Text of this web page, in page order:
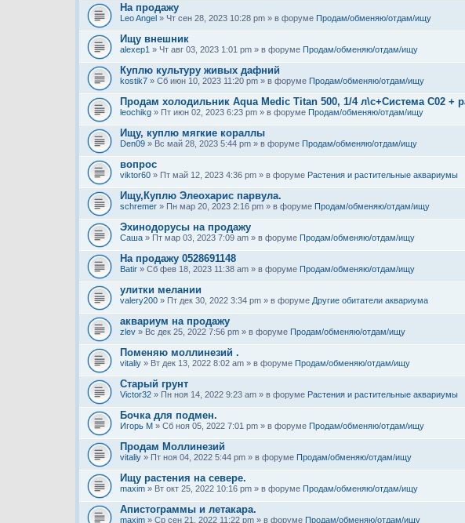
На продажу
Leo Angel » Чт сен 28, 2023 10:28 pm » в форуме Продам/обменяю/отдам/ищу
Ищу внешник
alexep1 » Чт авг 03, 2023 1:01 pm » в форуме Продам/обменяю/отдам/ищу
Куплю культуру живых дафний
kostik7 » Сб июн 10, 2023 11:20 pm » в форуме Продам/обменяю/отдам/ищу
Продам холодильник Aqua Medic Titan 500, 1/4 л\с+Система С02 +
leochikg » Пт июн 02, 2023 6:23 pm » в форуме Продам/обменяю/отдам/ищу
Ищу, куплю мягкие кораллы
Den09 » Вс май 28, 2023 5:44 pm » в форуме Продам/обменяю/отдам/ищу
вопрос
viktor60 » Пт май 12, 2023 4:36 pm » в форуме Растения и растительные аквариумы
Ищу,Куплю Элеохарис парвула.
schremer » Пн мар 20, 2023 2:16 pm » в форуме Продам/обменяю/отдам/ищу
Эхинодорусы на продажу
Саша » Пт мар 03, 2023 7:09 am » в форуме Продам/обменяю/отдам/ищу
На продажу 0528691148
Batir » Сб фев 18, 2023 11:38 am » в форуме Продам/обменяю/отдам/ищу
улитки мелании
valery200 » Пт дек 30, 2022 3:34 pm » в форуме Другие обитатели аквариума
аквариум на продажу
zlev » Вс дек 25, 2022 7:56 pm » в форуме Продам/обменяю/отдам/ищу
Поменяю моллинезий .
vitaliy » Вт дек 13, 2022 8:02 am » в форуме Продам/обменяю/отдам/ищу
Старый грунт
Victor32 » Пн ноя 14, 2022 9:23 am » в форуме Растения и растительные аквариумы
Бочка для подмен.
Игорь М » Сб ноя 05, 2022 7:01 pm » в форуме Продам/обменяю/отдам/ищу
Продам Моллинезий
vitaliy » Пт ноя 04, 2022 5:44 pm » в форуме Продам/обменяю/отдам/ищу
Ищу растения на севере.
maxim » Вт окт 25, 2022 10:16 pm » в форуме Продам/обменяю/отдам/ищу
Апистограммы и летакара.
maxim » Ср сен 21, 2022 11:22 pm » в форуме Продам/обменяю/отдам/ищу